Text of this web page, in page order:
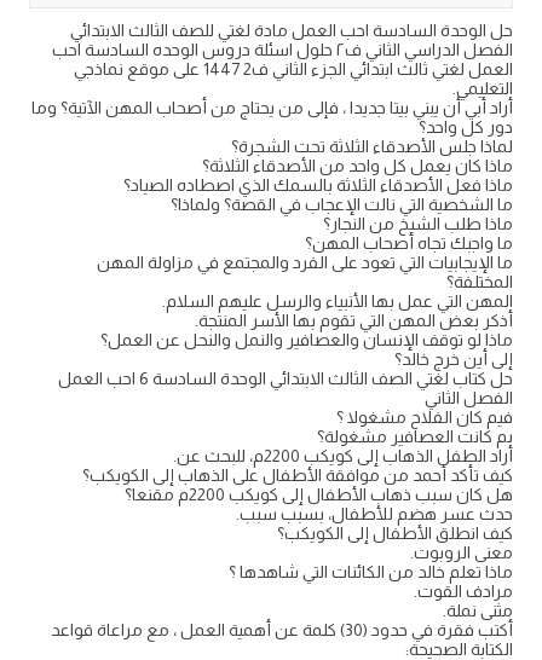
حل الوحدة السادسة احب العمل مادة لغتي للصف الثالث الابتدائي
الفصل الدراسي الثاني ف٢ حلول اسئلة دروس الوحده السادسة احب
العمل لغتي ثالث ابتدائي الجزء الثاني ف2 1447 على موقع نماذجي
التعليمي.
أراد أبي أن يبني بيتا جديدا ، فإلى من يحتاج من أصحاب المهن الآتية؟ وما
دور كل واحد؟
لماذا جلس الأصدقاء الثلاثة تحت الشجرة؟
ماذا كان يعمل كل واحد من الأصدقاء الثلاثة؟
ماذا فعل الأصدقاء الثلاثة بالسمك الذي اصطاده الصياد؟
ما الشخصية التي نالت الإعجاب في القصة؟ ولماذا؟
ماذا طلب الشيخ من النجار؟
ما واجبك تجاه أصحاب المهن؟
ما الإيجابيات التي تعود على الفرد والمجتمع في مزاولة المهن
المختلفة؟
المهن التي عمل بها الأنبياء والرسل عليهم السلام.
أذكر بعض المهن التي تقوم بها الأسر المنتجة.
ماذا لو توقف الإنسان والعصافير والنمل والنحل عن العمل؟
إلى أين خرج خالد؟
حل كتاب لغتي الصف الثالث الابتدائي الوحدة السادسة 6 احب العمل
الفصل الثاني
فيم كان الفلاح مشغولا ؟
بم كانت العصافير مشغولة؟
أراد الطفل الذهاب إلى كويكب 2200م، للبحث عن.
كيف تأكد أحمد من موافقة الأطفال على الذهاب إلى الكويكب؟
هل كان سبب ذهاب الأطفال إلى كويكب 2200م مقنعا؟
حدث عسر هضم للأطفال، بسبب سبب.
كيف انطلق الأطفال إلى الكويكب؟
معنى الروبوت.
ماذا تعلم خالد من الكائنات التي شاهدها ؟
مرادف القوت.
مثنى نملة.
أكتب فقرة في حدود (30) كلمة عن أهمية العمل ، مع مراعاة قواعد
الكتابة الصحيحة: